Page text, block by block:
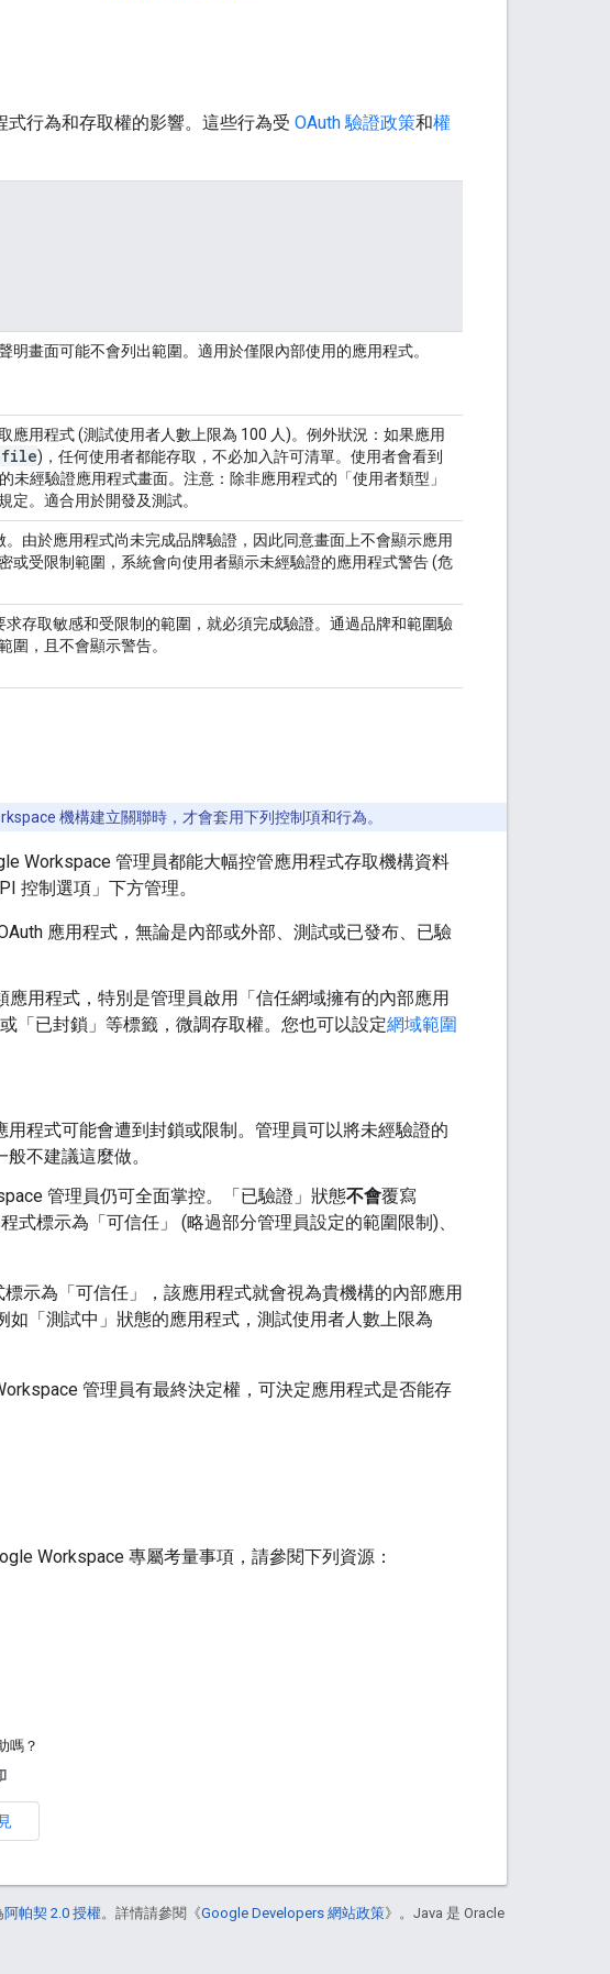
式行為和存取權的影響。這些行為受 OAuth 驗證政策和權
畫面可能不會列出範圍。適用於僅限內部使用的應用程式。
應用程式 (測試使用者人數上限為 100 人)。例外狀況：如果應用
)，任何使用者都能存取，不必加入許可清單。使用者會看到
未經驗證應用程式畫面。注意：除非應用程式的「使用者類型」
定。適合用於開發及測試。
由於應用程式尚未完成品牌驗證，因此同意畫面上不會顯示應用
或受限制範圍，系統會向使用者顯示未經驗證的應用程式警告 (危
存取敏感和受限制的範圍，就必須完成驗證。通過品牌和範圍驗
圍，且不會顯示警告。
機構建立關聯時，才會套用下列控制項和行為。
Workspace 管理員都能大幅控管應用程式存取機構資料
控制選項」 下方管理。
應用程式，無論是內部或外部、測試或已發布、已驗
用程式，特別是管理員啟用「信任網域擁有的內部應用
「已封鎖」等標籤，微調存取權。您也可以設定網域範圍
程式可能會遭到封鎖或限制。管理員可以將未經驗證的
不建議這麼做。
管理員仍可全面掌控。「已驗證」狀態不會覆寫
式標示為「可信任」
(略過部分管理員設定的範圍限制)、
示為「可信任」，該應用程式就會視為貴機構的內部應用
「測試中」 狀態的應用程式，測試使用者人數上限為
管理員有最終決定權，可決定應用程式是否能存
Workspace 專屬考量事項，請參閱下列資源：
嗎？
阿帕契 2.0 授權。詳情請參閱《Google Developers 網站政策》。Java 是 Oracle